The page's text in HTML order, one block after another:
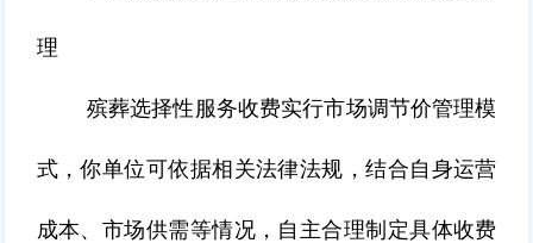
理
殡葬选择性服务收费实行市场调节价管理模
式，你单位可依据相关法律法规，结合自身运营
成本、市场供需等情况，自主合理制定具体收费